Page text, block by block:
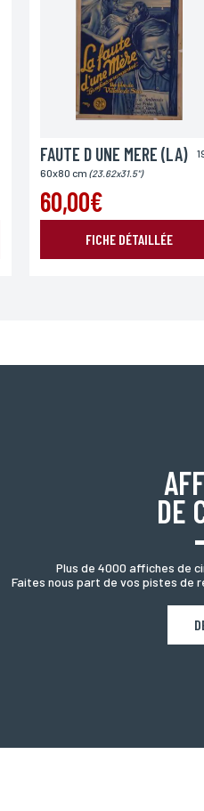
FAUTE D UNE MERE (LA)
60x80 cm (23.62x31.5")
60,00€
FICHE DÉTAILLÉE
DE
Plus de 4000 affiches de
Faites nous part de vos pistes de